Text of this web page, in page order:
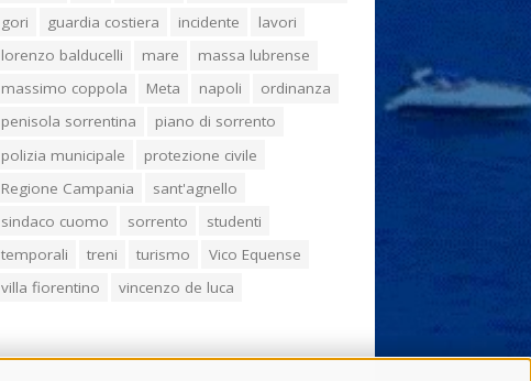
gori
guardia costiera incidente
lavori
lorenzo balducelli
mare
massa lubrense
massimo coppola
Meta napoli
ordinanza
penisola sorrentina
piano di sorrento
polizia municipale
protezione civile
Regione Campania
sant'agnello
sindaco cuomo
sorrento
studenti
temporali
treni turismo
Vico Equense
villa fiorentino
vincenzo de luca